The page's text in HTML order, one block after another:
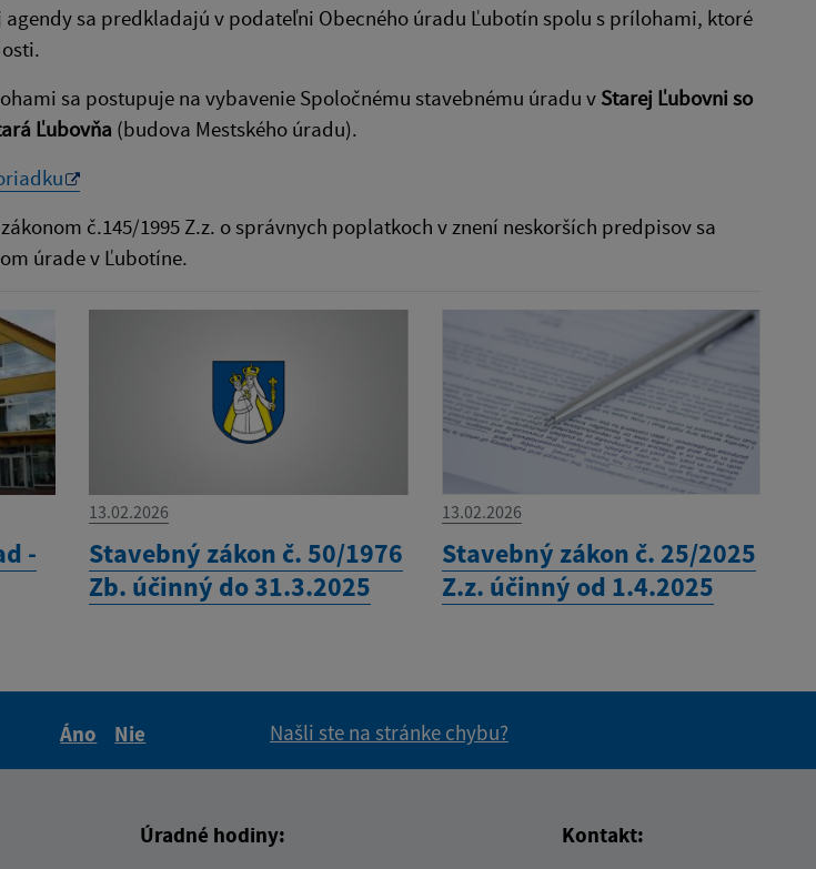
sa predkladajú v podateľni Obecného úradu Ľubotín spolu s prílohami, ktoré
sa postupuje na vybavenie Spoločnému stavebnému úradu v Starej Ľubovni so
Ľubovňa (budova Mestského úradu).
č.145/1995 Z.z. o správnych poplatkoch v znení neskorších predpisov sa
úrade v Ľubotíne.
-
13.02.2026
Stavebný zákon č. 50/1976
Zb. účinný do 31.3.2025
13.02.2026
Stavebný zákon č. 25/2025
Z.z. účinný od 1.4.2025
Áno
Nie
Našli ste na stránke chybu?
Úradné hodiny: Kontakt: